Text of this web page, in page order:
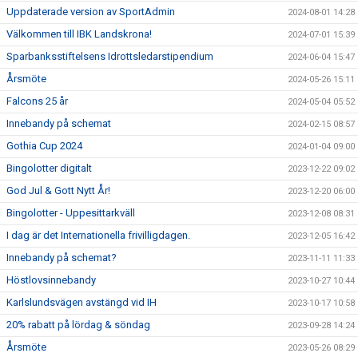
Uppdaterade version av SportAdmin 2024-08-01 14:28
Välkommen till IBK Landskrona! 2024-07-01 15:39
Sparbanksstiftelsens Idrottsledarstipendium 2024-06-04 15:47
Årsmöte 2024-05-26 15:11
Falcons 25 år 2024-05-04 05:52
Innebandy på schemat 2024-02-15 08:57
Gothia Cup 2024 2024-01-04 09:00
Bingolotter digitalt 2023-12-22 09:02
God Jul & Gott Nytt År! 2023-12-20 06:00
Bingolotter - Uppesittarkväll 2023-12-08 08:31
I dag är det Internationella frivilligdagen. 2023-12-05 16:42
Innebandy på schemat? 2023-11-11 11:33
Höstlovsinnebandy 2023-10-27 10:44
Karlslundsvägen avstängd vid IH 2023-10-17 10:58
20% rabatt på lördag & söndag 2023-09-28 14:24
Årsmöte 2023-05-26 08:29